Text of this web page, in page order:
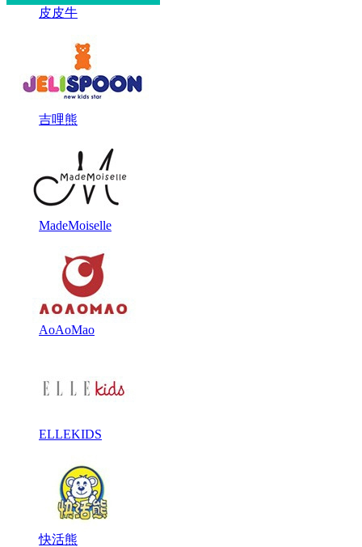
皮皮牛
吉哩熊
MadeMoiselle
AoAoMao
ELLEKIDS
快活熊